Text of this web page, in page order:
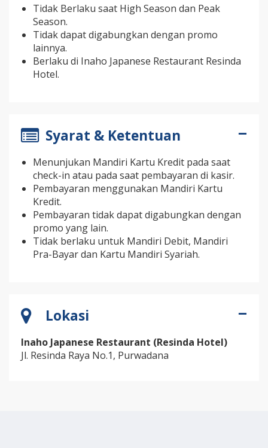
Tidak Berlaku saat High Season dan Peak
Season.
Tidak dapat digabungkan dengan promo
lainnya.
Berlaku di Inaho Japanese Restaurant Resinda
Hotel.
Syarat & Ketentuan
Menunjukan Mandiri Kartu Kredit pada saat
check-in atau pada saat pembayaran di kasir.
Pembayaran menggunakan Mandiri Kartu
Kredit.
Pembayaran tidak dapat digabungkan dengan
promo yang lain.
Tidak berlaku untuk Mandiri Debit, Mandiri
Pra-Bayar dan Kartu Mandiri Syariah.
Lokasi
Inaho Japanese Restaurant (Resinda Hotel)
Jl. Resinda Raya No.1, Purwadana